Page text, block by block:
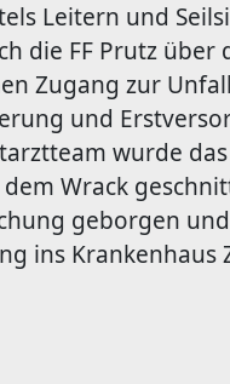
Leitern und
die FF Prutz über
Zugang zur
und
wurde
Wrack
geborgen
ins Krankenhaus